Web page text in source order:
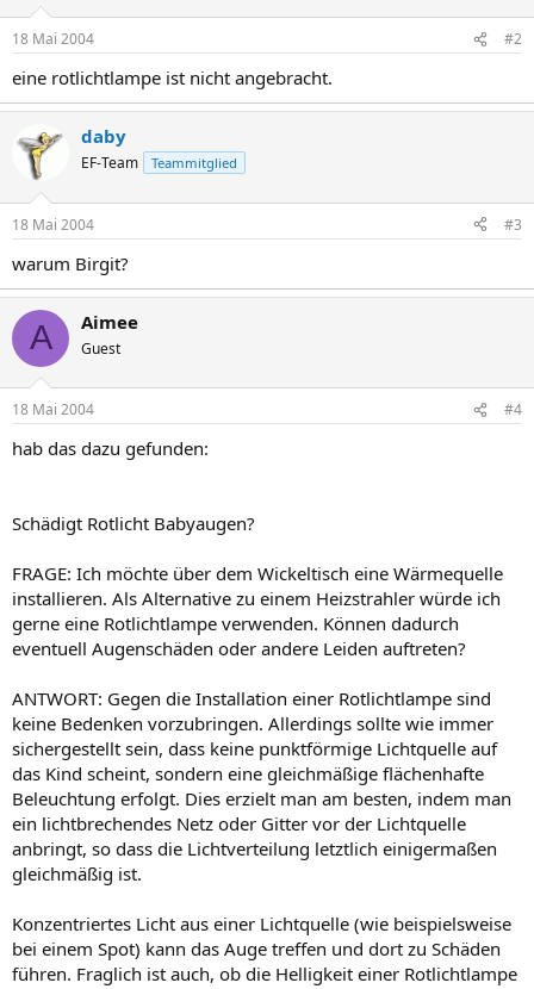
18 Mai 2004 #2
eine rotlichtlampe ist nicht angebracht.
daby
EF-Team Teammitglied
18 Mai 2004 #3
warum Birgit?
A Aimee
Guest
18 Mai 2004 #4
hab das dazu gefunden:
Schädigt Rotlicht Babyaugen?
FRAGE: Ich möchte über dem Wickeltisch eine Wärmequelle
installieren. Als Alternative zu einem Heizstrahler würde ich
gerne eine Rotlichtlampe verwenden. Können dadurch
eventuell Augenschäden oder andere Leiden auftreten?
ANTWORT: Gegen die Installation einer Rotlichtlampe sind
keine Bedenken vorzubringen. Allerdings sollte wie immer
sichergestellt sein, dass keine punktförmige Lichtquelle auf
das Kind scheint, sondern eine gleichmäßige flächenhafte
Beleuchtung erfolgt. Dies erzielt man am besten, indem man
ein lichtbrechendes Netz oder Gitter vor der Lichtquelle
anbringt, so dass die Lichtverteilung letztlich einigermaßen
gleichmäßig ist.
Konzentriertes Licht aus einer Lichtquelle (wie beispielsweise
bei einem Spot) kann das Auge treffen und dort zu Schäden
führen. Fraglich ist auch, ob die Helligkeit einer Rotlichtlampe